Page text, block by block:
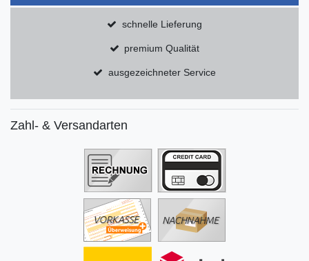
schnelle Lieferung
premium Qualität
ausgezeichneter Service
Zahl- & Versandarten